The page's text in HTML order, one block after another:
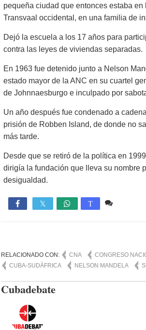
pequeña ciudad que entonces estaba en
Transvaal occidental, en una familia de
Dejó la escuela a los 17 años para
contra las leyes de viviendas separadas.
En 1963 fue detenido junto a Nelson
estado mayor de la ANC en su cuartel
de Johnnaesburgo e inculpado por
Un año después fue condenado a
prisión de Robben Island, de donde no
más tarde.
Desde que se retiró de la política en
dirigía la fundación que lleva su nombre
desigualdad.
 T
RELACIONADO CON: CNA
CONGRESO
CUBA-SUDÁFRICA
NELSON MANDELA
Cubadebate